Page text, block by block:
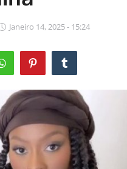
Janeiro 14, 2025 - 15:24